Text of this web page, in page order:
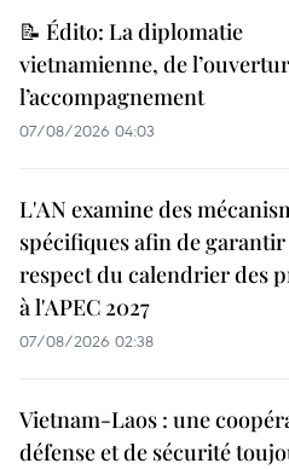
📝 Édito: La diplomatie
vietnamienne, de
l’accompagnement
07/08/2026 04:03
L'AN examine des
spécifiques afin de
respect du calendrier des
à l'APEC 2027
07/08/2026 02:38
Vietnam-Laos : une
défense et de sécurité